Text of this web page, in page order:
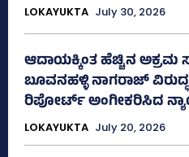
LOKAYUKTA July 30, 2026
ಆದಾಯಕ್ಕಿಂತ ಹೆಚ್ಚಿನ ಅಕ್ರಮ
ಬೂವನಹಳ್ಳಿ ನಾಗರಾಜ್
ರಿಪೋರ್ಟ್‌ ಅಂಗೀಕರಿಸಿದ
LOKAYUKTA July 20, 2026